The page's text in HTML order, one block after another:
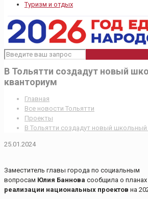
Туризм и отдых
В Тольятти создадут новый
кванториум
Главная
Все новости Тольятти
Проекты
В Тольятти создадут новый
25.01.2024
Заместитель главы города по социальным
вопросам Юлия Баннова сообщила о планах
реализации национальных проектов на